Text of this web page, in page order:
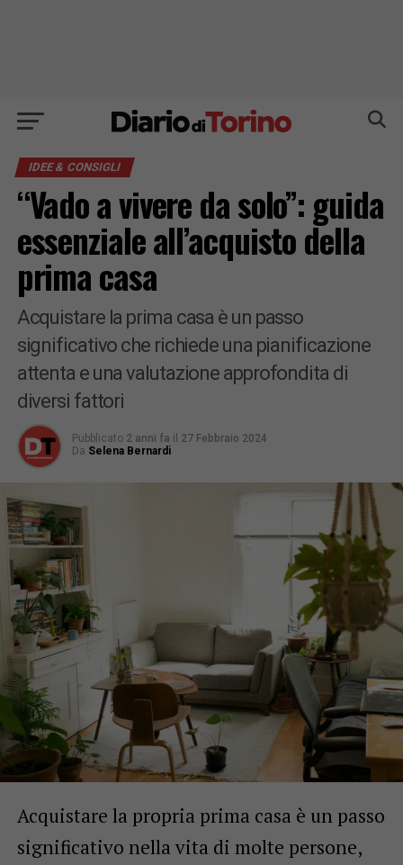
IDEE & CONSIGLI
“Vado a vivere da solo”: guida
essenziale all’acquisto della
prima casa
Acquistare la prima casa è un passo
significativo che richiede una pianificazione
attenta e una valutazione approfondita di
diversi fattori
Pubblicato 2 anni fa il 27 Febbraio 2024
Da Selena Bernardi
Acquistare la propria prima casa è un passo
significativo nella vita di molte persone,